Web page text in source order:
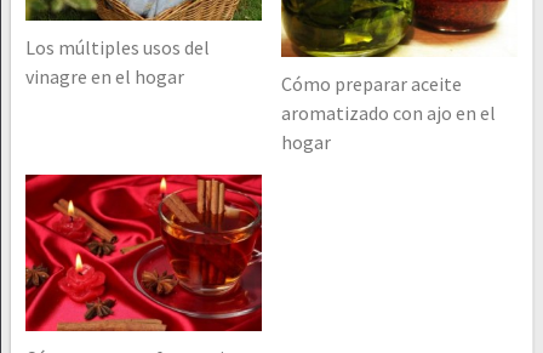
Los múltiples usos del
vinagre en el hogar
Cómo preparar aceite
aromatizado con ajo en el
hogar